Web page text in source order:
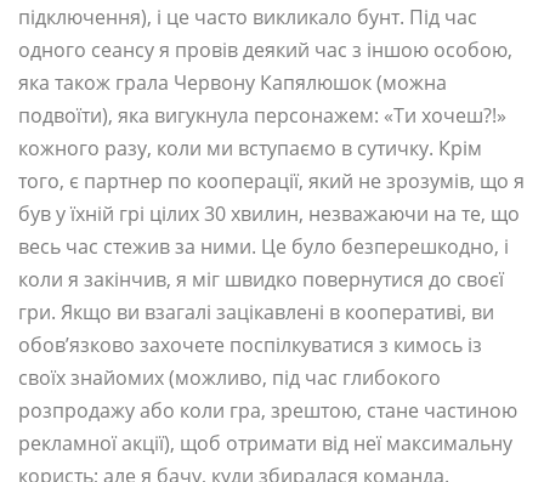
підключення), і це часто викликало бунт. Під час
одного сеансу я провів деякий час з іншою особою,
яка також грала Червону Капялюшок (можна
подвоїти), яка вигукнула персонажем: «Ти хочеш?!»
кожного разу, коли ми вступаємо в сутичку. Крім
того, є партнер по кооперації, який не зрозумів, що я
був у їхній грі цілих 30 хвилин, незважаючи на те, що
весь час стежив за ними. Це було безперешкодно, і
коли я закінчив, я міг швидко повернутися до своєї
гри. Якщо ви взагалі зацікавлені в кооперативі, ви
обов’язково захочете поспілкуватися з кимось із
своїх знайомих (можливо, під час глибокого
розпродажу або коли гра, зрештою, стане частиною
рекламної акції), щоб отримати від неї максимальну
користь; але я бачу, куди збиралася команда.